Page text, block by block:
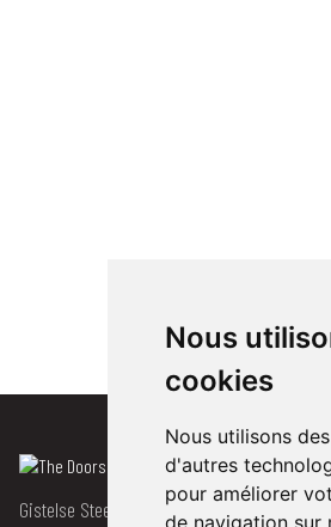
Nous
cookies
Nous utilisons
d'autres
pour améliorer
de navigation sur
Gistelse Steenweg 471